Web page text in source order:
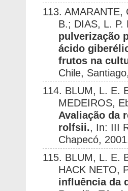
113. AMARANTE,
B.; DIAS, L.
pulverização
ácido
frutos na
Chile,
114. BLUM, L. E.
MEDEIROS,
Avaliação da
rolfsii., In: III
Chapecó,
115. BLUM, L. E.
HACK NETO,
influência da